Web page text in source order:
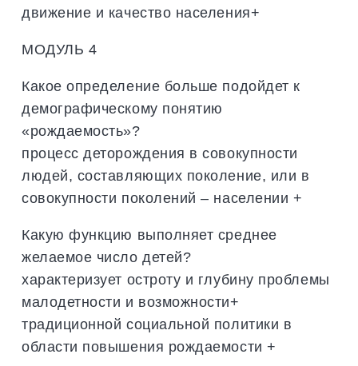
движение и качество населения+
МОДУЛЬ 4
Какое определение больше подойдет к
демографическому понятию
«рождаемость»?
процесс деторождения в совокупности
людей, составляющих поколение, или в
совокупности поколений – населении +
Какую функцию выполняет среднее
желаемое число детей?
характеризует остроту и глубину проблемы
малодетности и возможности+
традиционной социальной политики в
области повышения рождаемости +